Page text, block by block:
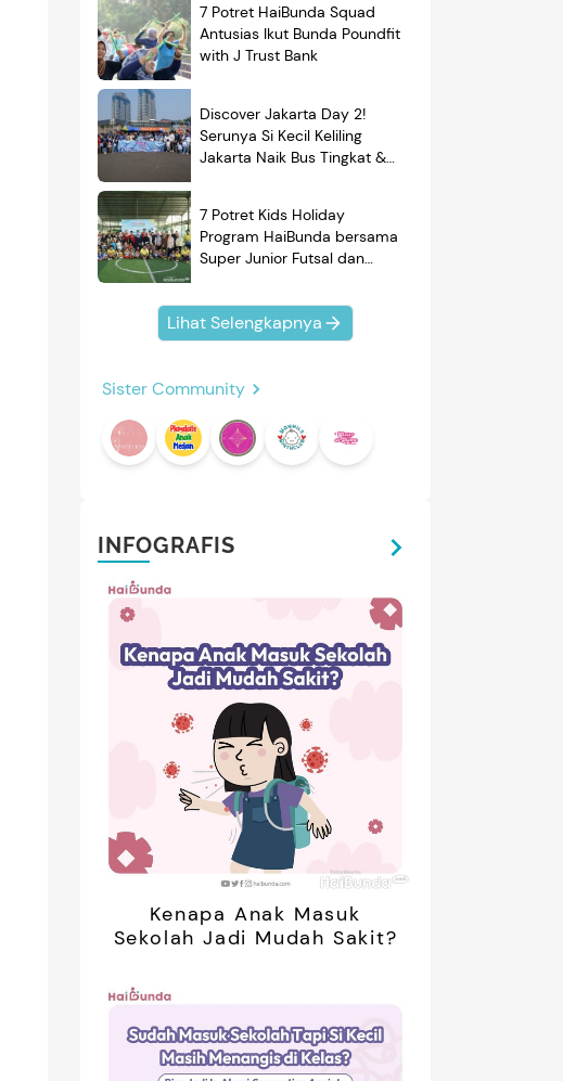
7 Potret HaiBunda Squad
Antusias Ikut Bunda Poundfit
with J Trust Bank
Discover Jakarta Day 2!
Serunya Si Kecil Keliling
Jakarta Naik Bus Tingkat &
7 Potret Kids Holiday
Program HaiBunda bersama
Super Junior Futsal dan
Kompak Banget!
Lihat Selengkapnya
Sister Community
INFOGRAFIS
Kenapa Anak Masuk
Sekolah Jadi Mudah Sakit?